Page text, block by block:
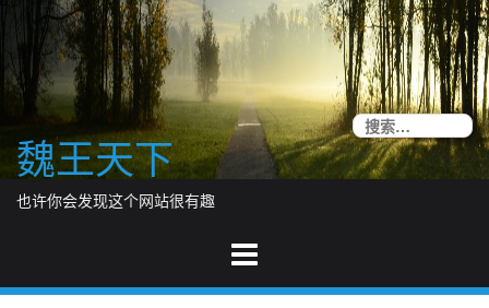
content
魏王天下
也许你会发现这个网站很有趣
搜